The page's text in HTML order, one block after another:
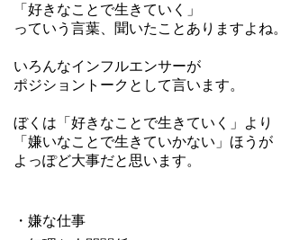
「好きなことで生きていく」
っていう言葉、聞いたことありますよね。
いろんなインフルエンサーが
ポジショントークとして言います。
ぼくは「好きなことで生きていく」より
「嫌いなことで生きていかない」ほうが
よっぽど大事だと思います。
・嫌な仕事